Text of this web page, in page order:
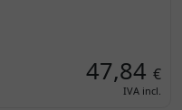
47,84 €
IVA incl.